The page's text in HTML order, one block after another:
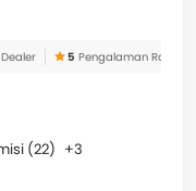
Dealer 5 Pengalaman Road Trip
(22) +3